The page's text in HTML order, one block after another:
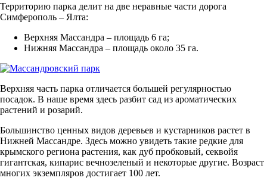
Территорию парка делит на две неравные части дорога
Симферополь – Ялта:
Верхняя Массандра – площадь 6 га;
Нижняя Массандра – площадь около 35 га.
Верхняя часть парка отличается большей регулярностью
посадок. В наше время здесь разбит сад из ароматических
растений и розарий.
Большинство ценных видов деревьев и кустарников растет в
Нижней Массандре. Здесь можно увидеть такие редкие для
крымского региона растения, как дуб пробковый, секвойя
гигантская, кипарис вечнозеленый и некоторые другие. Возраст
многих экземпляров достигает 100 лет.